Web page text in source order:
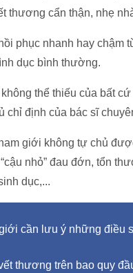
thương cẩn thận, nhẹ
phục nhanh hay chậm
dục bình thường.
thể thiếu của bất
chỉ định của bác sĩ
giới không tự chủ
nhỏ” đau đớn, tổn
dục,...
cần lưu ý những điều
thương trên bao quy